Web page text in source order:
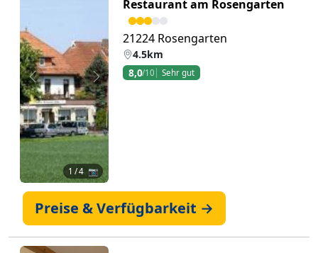
Zurück Weiter
1 / 4 📷
Restaurant am Rosengarten
21224 Rosengarten
4.5km
8,0/10 Sehr gut
Preise & Verfügbarkeit →